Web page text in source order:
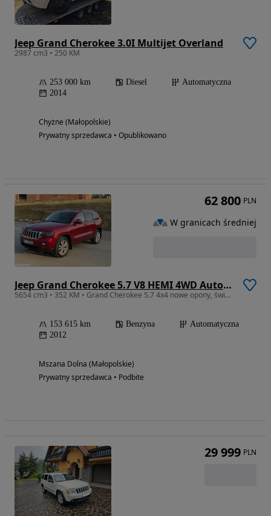
Jeep Grand Cherokee 3.0I Multijet Overland
2987 cm3 • 250 KM
253 000 km Diesel
Automatyczna
2014
Chyżne (Małopolskie)
Prywatny sprzedawca • Opublikowano
Jeep Grand Cherokee 5.7 V8 HEMI 4WD Automatik S
5654 cm3 • 352 KM • Grand Cherokee 5.7 4x4 nowe opony, świetny stan
153 615 km Benzyna
Automatyczna
2012
Mszana Dolna (Małopolskie)
Prywatny sprzedawca • Podbite
62 800 PLN
W granicach średniej
29 999 PLN